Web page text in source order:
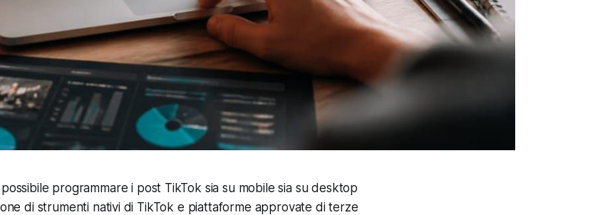
programmare i post TikTok sia su mobile sia su desktop
di strumenti nativi di TikTok e piattaforme approvate di terze